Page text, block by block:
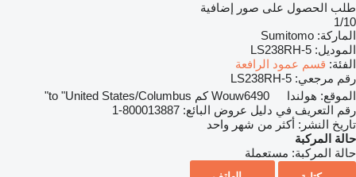
طلب الحصول على صور إضافية
1/10
الماركة: Sumitomo
الموديل: LS238RH-5
الفئة: قسم عمود الرافعة
رقم مرجعي: LS238RH-5
الموقع: هولندا Wouw6490 كم to "United States/Columbus"
رقم التعريف في دليل عروض البائع: 800013887-1
تاريخ النشر: أكثر من شهر واحد
حالة المركبة
حالة المركبة: مستعملة